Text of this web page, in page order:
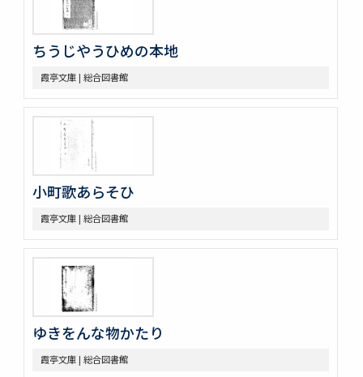
ちうじやうひめの本地
霞亭文庫 | 総合図書館
小町歌あらそひ
霞亭文庫 | 総合図書館
ゆきをんな物かたり
霞亭文庫 | 総合図書館